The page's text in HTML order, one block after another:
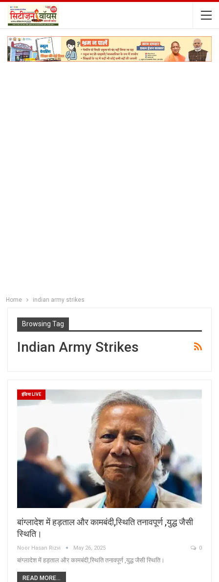
Home indian army strikes
Browsing Tag
Indian Army Strikes
इंडिया LIVE
बांग्लादेश में हड़ताल और कामबंदी,स्थिति तनावपूर्ण ,युद्ध जैसी
स्थिति।
Noor Hasan Rizvi May 26, 2025 0
बांग्लादेश में हड़ताल और कामबंदी,स्थिति तनावपूर्ण ,युद्ध जैसी स्थिति।
READ MORE...